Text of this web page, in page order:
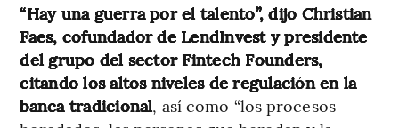
“Hay una guerra por el talento”, dijo Christian
Faes, cofundador de LendInvest y presidente
del grupo del sector Fintech Founders,
citando los altos niveles de regulación en la
banca tradicional, así como “los procesos